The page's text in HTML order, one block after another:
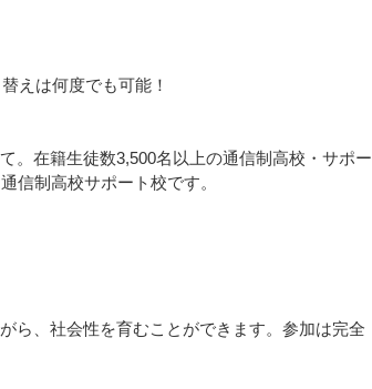
えは何度でも可能！
。在籍⽣徒数3,500名以上の通信制⾼校・サポー
信制⾼校サポート校です。
ら、社会性を育むことができます。参加は完全